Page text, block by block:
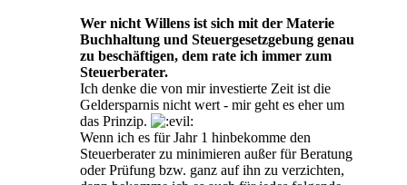
Wer nicht Willens ist sich mit der Materie
Buchhaltung und Steuergesetzgebung genau
zu beschäftigen, dem rate ich immer zum
Steuerberater.
Ich denke die von mir investierte Zeit ist die
Geldersparnis nicht wert - mir geht es eher um
das Prinzip.
Wenn ich es für Jahr 1 hinbekomme den
Steuerberater zu minimieren außer für Beratung
oder Prüfung bzw. ganz auf ihn zu verzichten,